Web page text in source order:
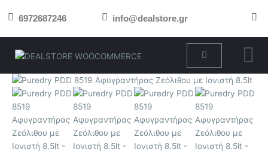
στο 6972687246 info@dealstore.gr
Cart